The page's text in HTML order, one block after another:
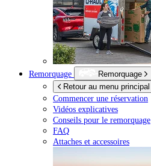
Remorquage
Remorquage
Retour au menu principal
Commencer une réservation
Vidéos explicatives
Conseils pour le remorquage
FAQ
Attaches et accessoires